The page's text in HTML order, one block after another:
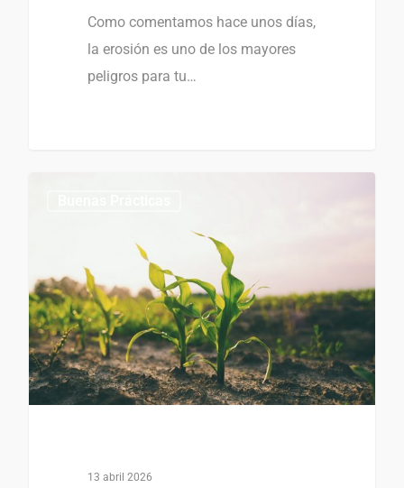
Como comentamos hace unos días,
la erosión es uno de los mayores
peligros para tu…
13 abril 2026